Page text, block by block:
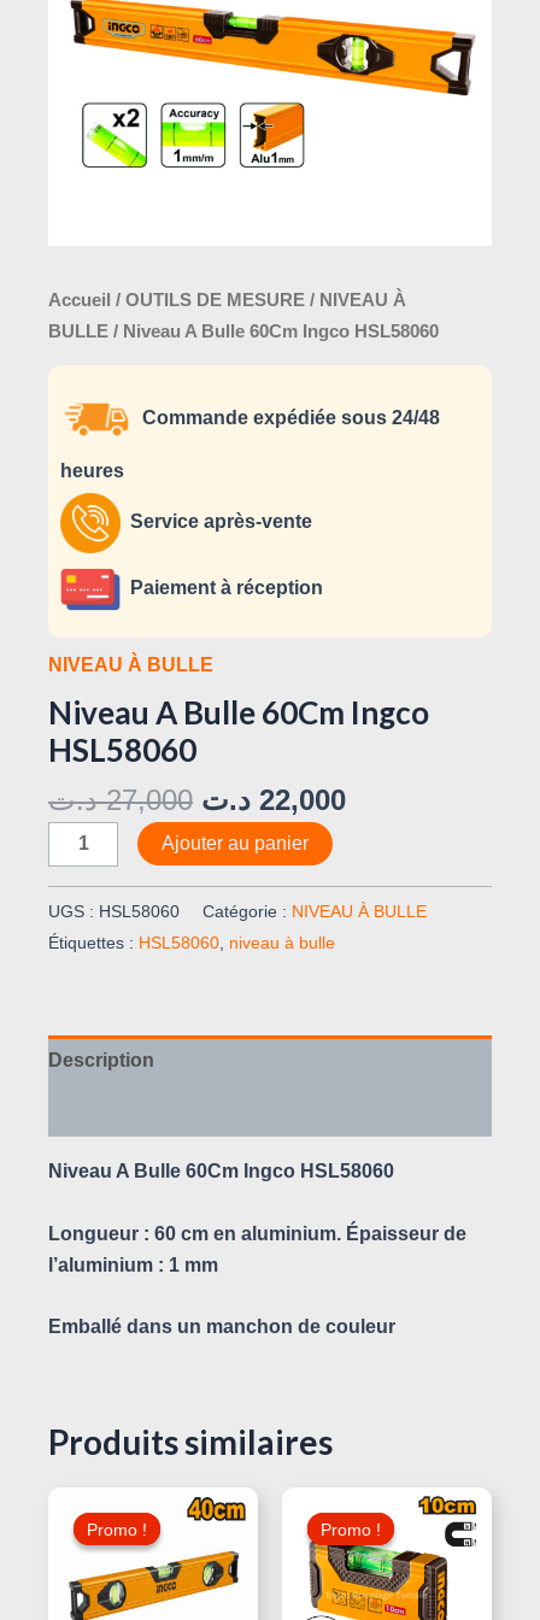
Accueil / OUTILS DE MESURE / NIVEAU À
BULLE / Niveau A Bulle 60Cm Ingco HSL58060
Commande expédiée sous 24/48
heures
Service après-vente
Paiement à réception
NIVEAU À BULLE
Niveau A Bulle 60Cm Ingco
HSL58060
27,000 د.ت 22,000 د.ت
Ingco
HSL58060
Ajouter au panier
UGS : HSL58060 Catégorie : NIVEAU À BULLE
Étiquettes : HSL58060, niveau à bulle
Description
Niveau A Bulle 60Cm Ingco HSL58060
Longueur : 60 cm en aluminium. Épaisseur de
l’aluminium : 1 mm
Emballé dans un manchon de couleur
Produits similaires
Promo !
Promo !
Prix
Initial
Était :
Le
Prix
Promo !
Promo !
Prix
Initial
Était :
Le
Prix
Actuel